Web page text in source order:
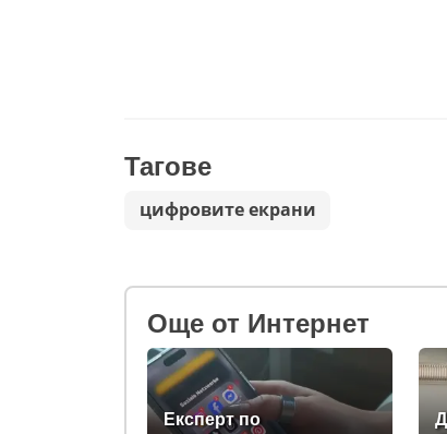
Тагове
цифровите екрани
Oще от Интернет
Eксперт по